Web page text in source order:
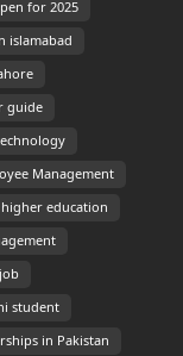
for 2025
islamabad
guide
Management
higher education
student
in Pakistan